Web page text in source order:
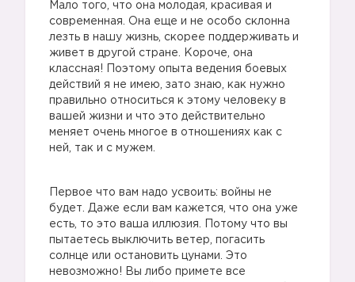
Мало того, что она молодая, красивая и
современная. Она еще и не особо склонна
лезть в нашу жизнь, скорее поддерживать и
живет в другой стране. Короче, она
классная! Поэтому опыта ведения боевых
действий я не имею, зато знаю, как нужно
правильно относиться к этому человеку в
вашей жизни и что это действительно
меняет очень многое в отношениях как с
ней, так и с мужем.
Первое что вам надо усвоить: войны не
будет. Даже если вам кажется, что она уже
есть, то это ваша иллюзия. Потому что вы
пытаетесь выключить ветер, погасить
солнце или остановить цунами. Это
невозможно! Вы либо примете все